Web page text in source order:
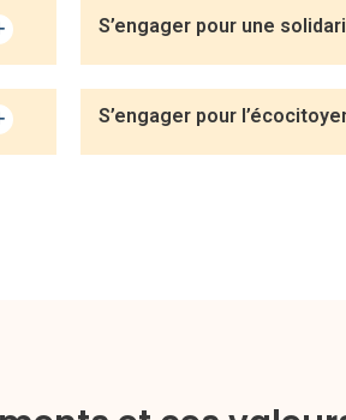
S’engager pour une
S’engager pour